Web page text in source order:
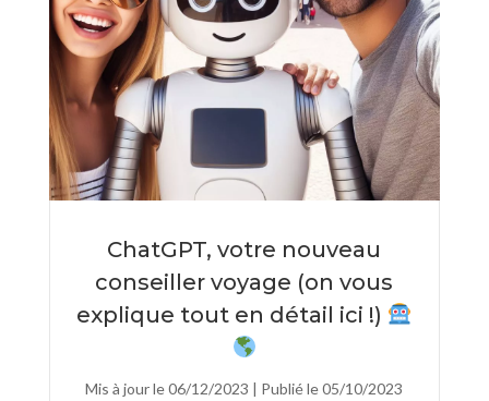
ChatGPT, votre nouveau
conseiller voyage (on vous
explique tout en détail ici !)
Mis à jour le 06/12/2023 | Publié le 05/10/2023